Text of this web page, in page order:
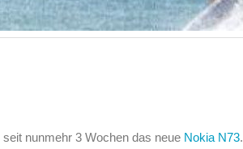
nunmehr 3 Wochen das neue Nokia N73.